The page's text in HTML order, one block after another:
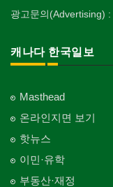
광고문의(Advertising) :
캐나다 한국일보
Masthead
온라인지면 보기
핫뉴스
이민·유학
부동산·재정